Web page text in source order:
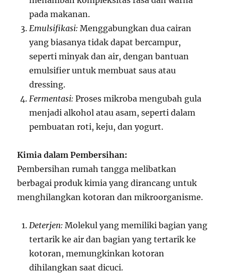
pada makanan.
Emulsifikasi: Menggabungkan dua cairan
yang biasanya tidak dapat bercampur,
seperti minyak dan air, dengan bantuan
emulsifier untuk membuat saus atau
dressing.
Fermentasi: Proses mikroba mengubah gula
menjadi alkohol atau asam, seperti dalam
pembuatan roti, keju, dan yogurt.
Kimia dalam Pembersihan:
Pembersihan rumah tangga melibatkan
berbagai produk kimia yang dirancang untuk
menghilangkan kotoran dan mikroorganisme.
Deterjen: Molekul yang memiliki bagian yang
tertarik ke air dan bagian yang tertarik ke
kotoran, memungkinkan kotoran
dihilangkan saat dicuci.